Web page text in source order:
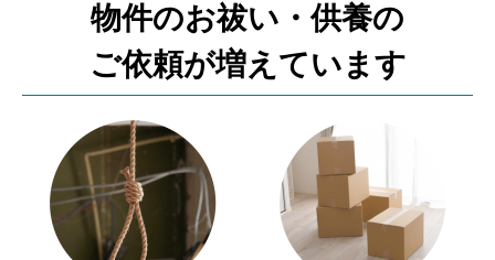
物件のお祓い・供養の
ご依頼が増えています